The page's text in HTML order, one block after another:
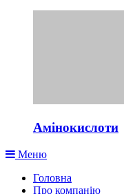
Амінокислоти
Меню
Головна
Про компанію